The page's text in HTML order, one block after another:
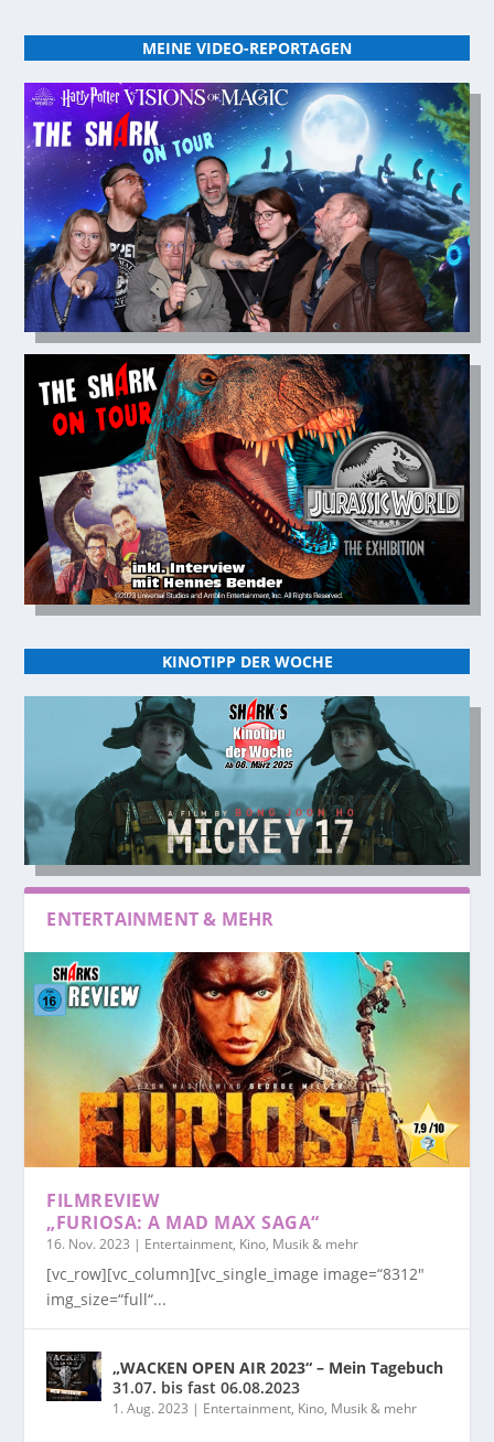
MEINE VIDEO-REPORTAGEN
KINOTIPP DER WOCHE
ENTERTAINMENT & MEHR
FILMREVIEW
„FURIOSA: A MAD MAX SAGA“
16. Nov. 2023 | Entertainment, Kino, Musik & mehr
[vc_row][vc_column][vc_single_image image=“8312″
img_size=“full“...
„WACKEN OPEN AIR 2023“ – Mein Tagebuch
31.07. bis fast 06.08.2023
1. Aug. 2023 | Entertainment, Kino, Musik & mehr